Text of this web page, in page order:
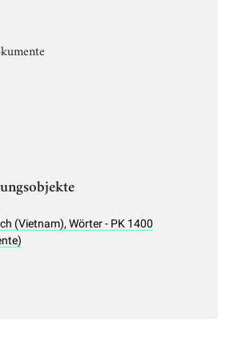
(Vietnam), Wörter - PK 1400